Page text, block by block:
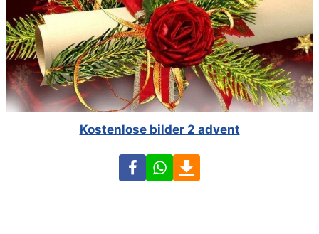
Kostenlose bilder 2 advent
FacebookWhatsApp